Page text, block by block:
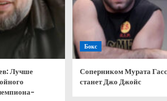
Лучше
Бокс
Соперником Мурата
станет Джо Джойс